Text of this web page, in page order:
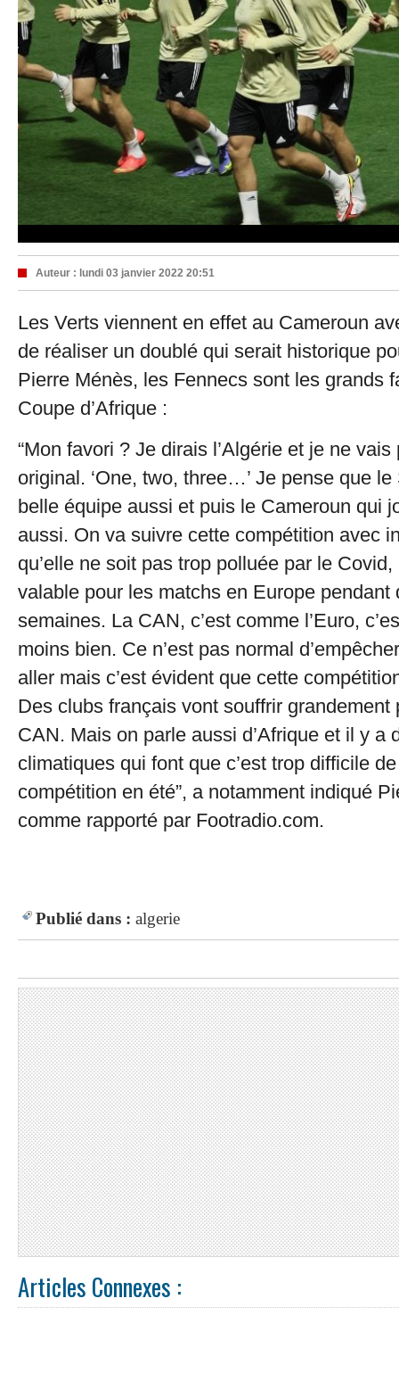
Auteur : lundi 03 janvier 2022 20:51
Les Verts viennent en effet au Cameroun
de réaliser un doublé qui serait historique
Pierre Ménès, les Fennecs sont les grands
Coupe d’Afrique :
“Mon favori ? Je dirais l’Algérie et je ne
original. ‘One, two, three…’ Je pense que
belle équipe aussi et puis le Cameroun qui
aussi. On va suivre cette compétition avec
qu’elle ne soit pas trop polluée par le Covid,
valable pour les matchs en Europe pendant
semaines. La CAN, c’est comme l’Euro,
moins bien. Ce n’est pas normal
aller mais c’est évident que cette
Des clubs français vont souffrir grandement
CAN. Mais on parle aussi d’Afrique et il y a
climatiques qui font que c’est trop difficile
compétition en été”, a notamment indiqué
comme rapporté par Footradio.com.
Publié dans : algerie
Articles Connexes :